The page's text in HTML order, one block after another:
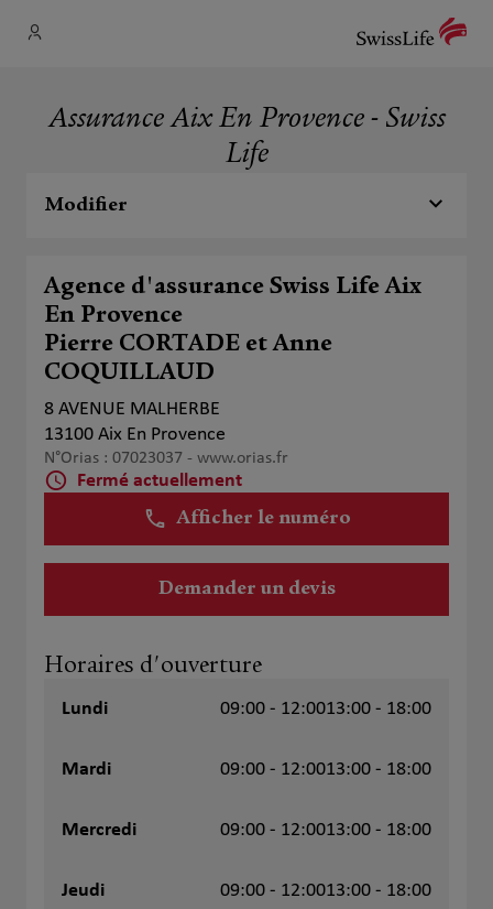
Assurance Aix En Provence - Swiss
Life
Modifier
Agence d'assurance Swiss Life Aix
En Provence
Pierre CORTADE et Anne
COQUILLAUD
8 AVENUE MALHERBE
13100 Aix En Provence
N°Orias : 07023037 - www.orias.fr
Fermé actuellement
Afficher le numéro
Demander un devis
Horaires d'ouverture
Lundi 09:00 - 12:0013:00 - 18:00
Mardi 09:00 - 12:0013:00 - 18:00
Mercredi 09:00 - 12:0013:00 - 18:00
Jeudi 09:00 - 12:0013:00 - 18:00